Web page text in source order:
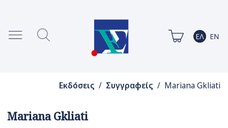
Εκδόσεις / Συγγραφείς / Mariana Gkliati
Mariana Gkliati